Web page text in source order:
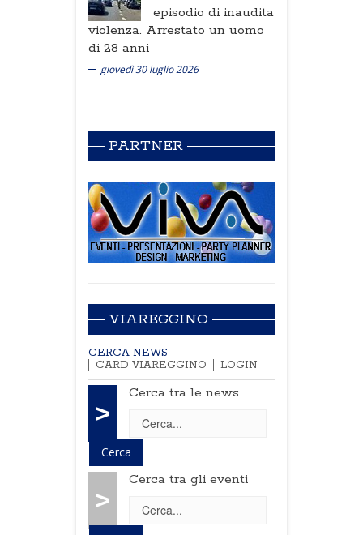
episodio di inaudita
violenza. Arrestato un uomo
di 28 anni
giovedì 30 luglio 2026
PARTNER
VIAREGGINO
CERCA NEWS
CARD VIAREGGINO
LOGIN
>
Cerca tra le news
>
Cerca tra gli eventi